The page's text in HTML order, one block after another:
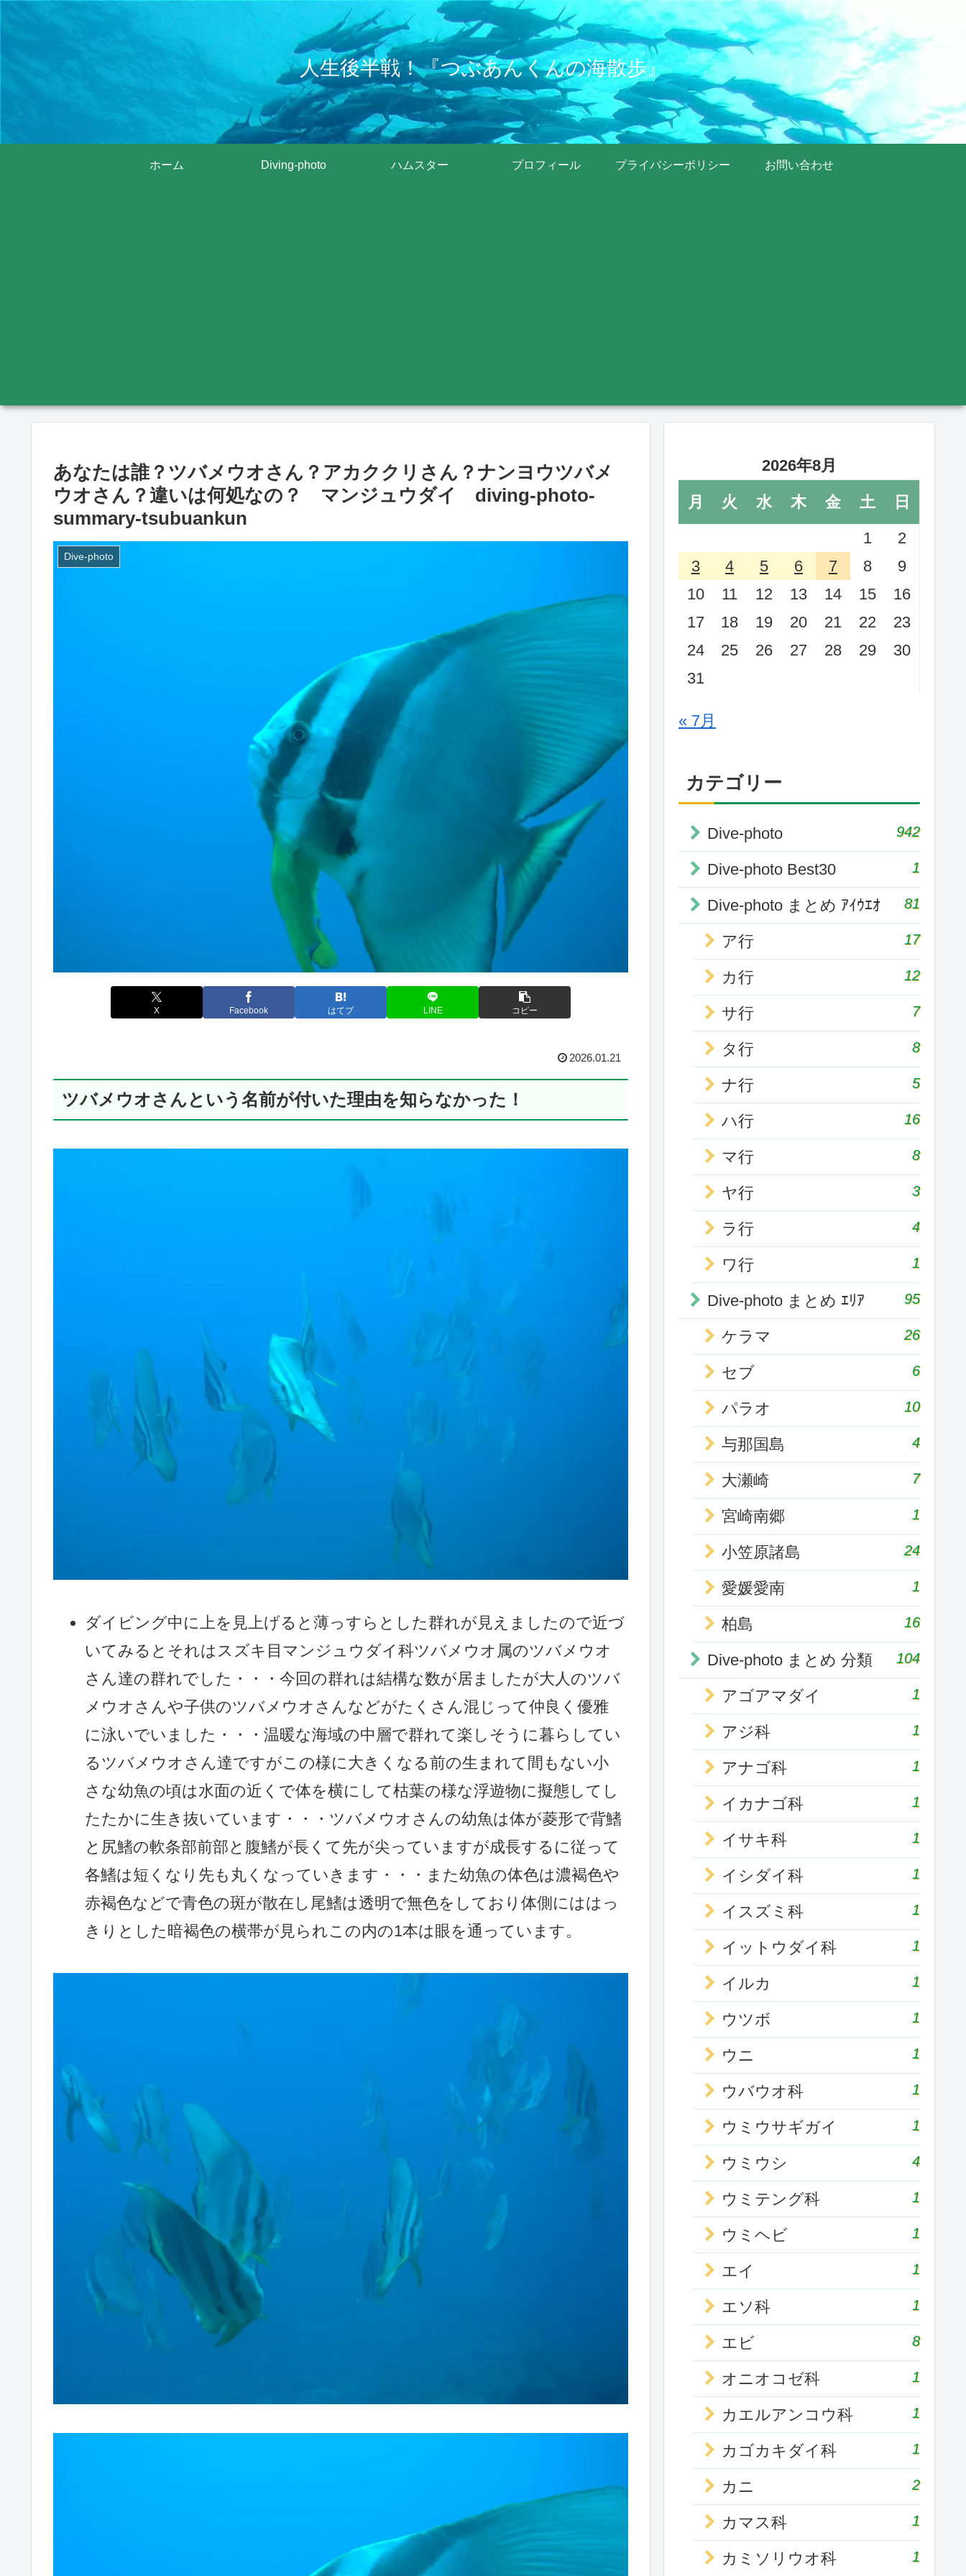
人生後半戦！『つぶあんくんの海散歩』
ホーム Diving-photo ハムスター プロフィール プライバシーポリシー お問い合わせ
あなたは誰？ツバメウオさん？アカククリさん？ナンヨウツバメ
ウオさん？違いは何処なの？ マンジュウダイ diving-photo-
summary-tsubuankun
Dive-photo
X Facebook はてブ LINE コピー
2026.01.21
ツバメウオさんという名前が付いた理由を知らなかった！
ダイビング中に上を見上げると薄っすらとした群れが見えましたので近づ
いてみるとそれはスズキ目マンジュウダイ科ツバメウオ属のツバメウオ
さん達の群れでした・・・今回の群れは結構な数が居ましたが大人のツバ
メウオさんや子供のツバメウオさんなどがたくさん混じって仲良く優雅
に泳いでいました・・・温暖な海域の中層で群れて楽しそうに暮らしてい
るツバメウオさん達ですがこの様に大きくなる前の生まれて間もない小
さな幼魚の頃は水面の近くで体を横にして枯葉の様な浮遊物に擬態してし
たたかに生き抜いています・・・ツバメウオさんの幼魚は体が菱形で背鰭
と尻鰭の軟条部前部と腹鰭が長くて先が尖っていますが成長するに従って
各鰭は短くなり先も丸くなっていきます・・・また幼魚の体色は濃褐色や
赤褐色などで青色の斑が散在し尾鰭は透明で無色をしており体側にははっ
きりとした暗褐色の横帯が見られこの内の1本は眼を通っています。
2026年8月
月 火 水 木 金 土
日
1
2
3
4 5 6 7 8
9
10
11 12 13 14 15
16
17
18 19 20 21 22
23
24
25 26 27 28 29
30
31
« 7月
カテゴリー
Dive-photo 942
Dive-photo Best30 1
Dive-photo まとめ ｱｲｳｴｵ 81
ア行 17
カ行 12
サ行 7
タ行 8
ナ行 5
ハ行 16
マ行 8
ヤ行 3
ラ行 4
ワ行 1
Dive-photo まとめ ｴﾘｱ 95
ケラマ 26
セブ 6
パラオ 10
与那国島 4
大瀬崎 7
宮崎南郷 1
小笠原諸島 24
愛媛愛南 1
柏島 16
Dive-photo まとめ 分類 104
アゴアマダイ 1
アジ科 1
アナゴ科 1
イカナゴ科 1
イサキ科 1
イシダイ科 1
イスズミ科 1
イットウダイ科 1
イルカ 1
ウツボ 1
ウニ 1
ウバウオ科 1
ウミウサギガイ 1
ウミウシ 4
ウミテング科 1
ウミヘビ 1
エイ 1
エソ科 1
エビ 8
オニオコゼ科 1
カエルアンコウ科 1
カゴカキダイ科 1
カニ 2
カマス科 1
カミソリウオ科 1